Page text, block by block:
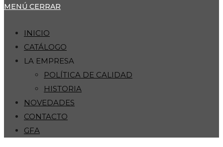
MENÚ CERRAR
INICIO
CATÁLOGO
LA EMPRESA
POLÍTICA DE CALIDAD
HISTORIA
NOVEDADES
CONTACTO
GFA